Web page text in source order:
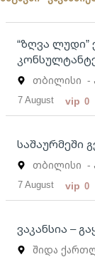
“ზღვა ლუდი”
თბილისი -
7 August vip 0
საშაურმეში
თბილისი -
7 August vip 0
ვაკანსია –
შიდა